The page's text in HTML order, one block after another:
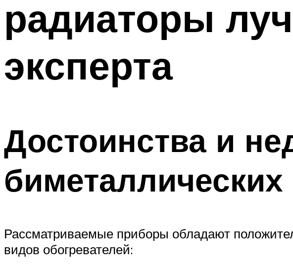
Меню
радиаторы
эксперта
Достоинства и
Рассматриваемые приборы обладают
видов обогревателей: